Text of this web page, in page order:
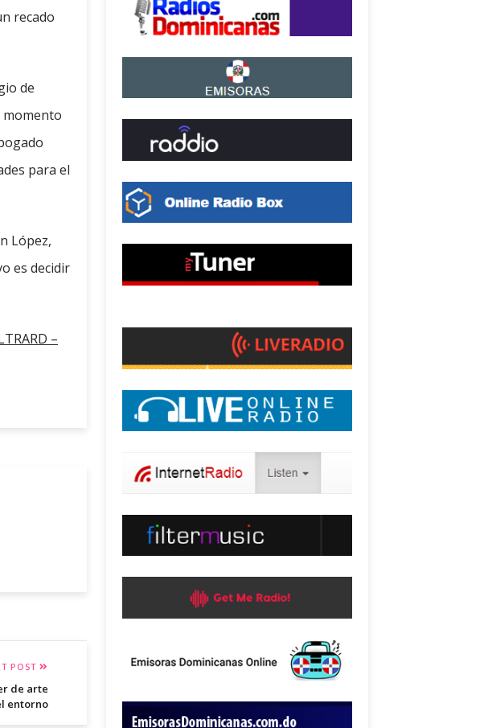
recado
de
momento
para el
López,
es decidir
–
POST
de arte
entorno